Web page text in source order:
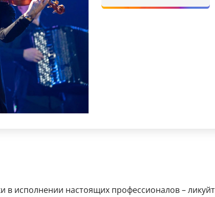
в исполнении настоящих профессионалов –